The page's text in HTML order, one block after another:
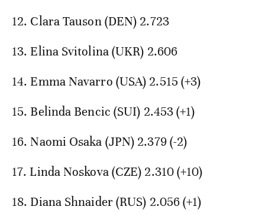
12. Clara Tauson (DEN) 2.723
13. Elina Svitolina (UKR) 2.606
14. Emma Navarro (USA) 2.515 (+3)
15. Belinda Bencic (SUI) 2.453 (+1)
16. Naomi Osaka (JPN) 2.379 (-2)
17. Linda Noskova (CZE) 2.310 (+10)
18. Diana Shnaider (RUS) 2.056 (+1)